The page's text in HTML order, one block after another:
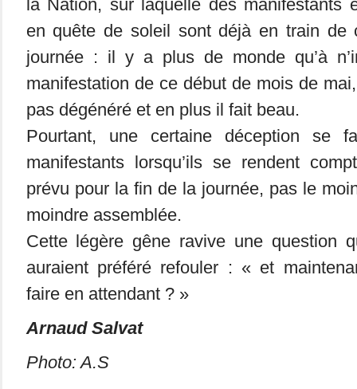
la Nation, sur laquelle des manifestants
en quête de soleil sont déjà en train de
journée : il y a plus de monde qu’à
manifestation de ce début de mois de
pas dégénéré et en plus il fait beau.
Pourtant, une certaine déception se
manifestants lorsqu’ils se rendent
prévu pour la fin de la journée, pas le
moindre assemblée.
Cette légère gêne ravive une question
auraient préféré refouler : « et
faire en attendant ? »
Arnaud Salvat
Photo: A.S